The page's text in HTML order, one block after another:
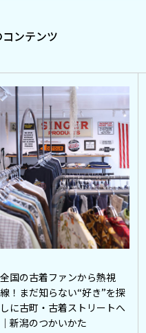
ンテンツ
全国の古着ファンから熱視
線！まだ知らない“好き”を探
しに古町・古着ストリートへ
｜新潟のつかいかた